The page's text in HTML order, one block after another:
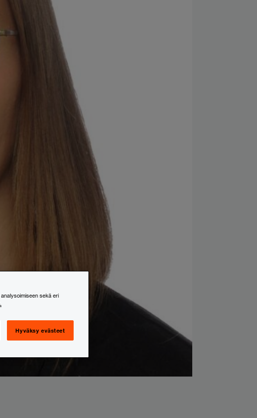
sekä eri
Hyväksy evästeet